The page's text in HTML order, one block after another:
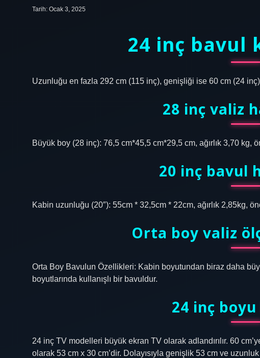
Tarih: Ocak 3, 2025
24 inç bavul
Uzunluğu en fazla 292 cm (115 inç), genişliği ise 60 cm (24 inç)
28 inç valiz
Büyük boy (28 inç): 76,5 cm*45,5 cm*29,5 cm, ağırlık 3,70 kg,
20 inç bavul
Kabin uzunluğu (20″): 55cm * 32,5cm * 22cm, ağırlık 2,85kg,
Orta boy valiz
Orta Boy Bavulun Özellikleri: Kabin boyutundan biraz daha
boyutlarında kullanışlı bir bavuldur.
24 inç boyu
24 inç TV modelleri büyük ekran TV olarak adlandırılır. 60
olarak 53 cm x 30 cm’dir. Dolayısıyla genişlik 53 cm ve